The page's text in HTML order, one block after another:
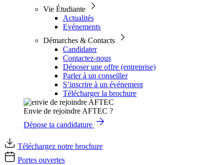
Vie Étudiante
Actualités
Evénements
Démarches & Contacts
Candidater
Contactez-nous
Déposer une offre (entreprise)
Parler à un conseiller
S’inscrire à un événement
Télécharger la brochure
Envie de rejoindre AFTEC ?
Dépose ta candidature
Téléchargez notre brochure
Portes ouvertes